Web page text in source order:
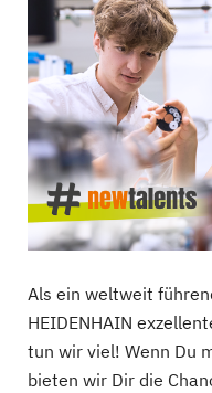
Als ein weltweit
HEIDENHAIN
tun wir viel! Wenn Du
bieten wir Dir die